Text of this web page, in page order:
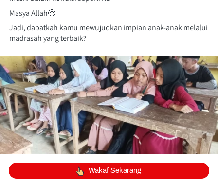
Masya Allah🥺
Jadi, dapatkah kamu mewujudkan impian anak-anak melalui
madrasah yang terbaik?
` Wakaf Sekarang